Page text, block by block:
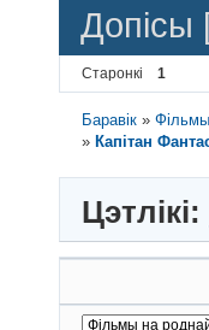
Допісы
Старонкі 1
Баравік »
» Капітан
Цэтлікі: